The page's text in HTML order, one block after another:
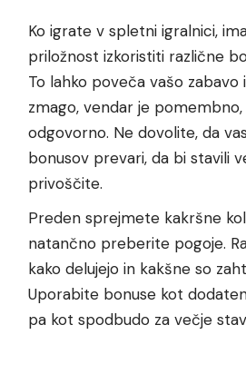
Ko igrate v spletni igralnici,
priložnost izkoristiti različne
To lahko poveča vašo zabavo
zmago, vendar je
odgovorno. Ne dovolite, da
bonusov prevari, da bi stavili
privoščite.
Preden sprejmete kakršne
natančno preberite pogoje.
kako delujejo in kakšne so
Uporabite bonuse kot
pa kot spodbudo za večje